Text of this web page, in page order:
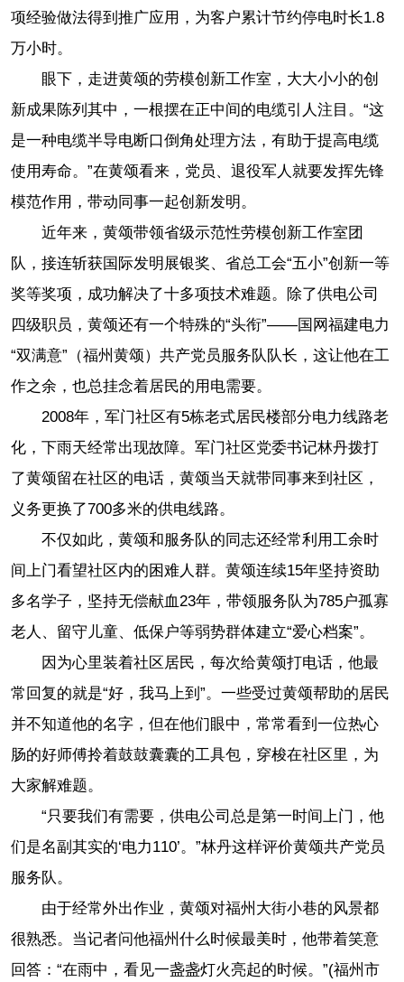
项经验做法得到推广应用，为客户累计节约停电时长1.8
万小时。
眼下，走进黄颂的劳模创新工作室，大大小小的创
新成果陈列其中，一根摆在正中间的电缆引人注目。“这
是一种电缆半导电断口倒角处理方法，有助于提高电缆
使用寿命。”在黄颂看来，党员、退役军人就要发挥先锋
模范作用，带动同事一起创新发明。
近年来，黄颂带领省级示范性劳模创新工作室团
队，接连斩获国际发明展银奖、省总工会“五小”创新一等
奖等奖项，成功解决了十多项技术难题。除了供电公司
四级职员，黄颂还有一个特殊的“头衔”——国网福建电力
“双满意”（福州黄颂）共产党员服务队队长，这让他在工
作之余，也总挂念着居民的用电需要。
2008年，军门社区有5栋老式居民楼部分电力线路老
化，下雨天经常出现故障。军门社区党委书记林丹拨打
了黄颂留在社区的电话，黄颂当天就带同事来到社区，
义务更换了700多米的供电线路。
不仅如此，黄颂和服务队的同志还经常利用工余时
间上门看望社区内的困难人群。黄颂连续15年坚持资助
多名学子，坚持无偿献血23年，带领服务队为785户孤寡
老人、留守儿童、低保户等弱势群体建立“爱心档案”。
因为心里装着社区居民，每次给黄颂打电话，他最
常回复的就是“好，我马上到”。一些受过黄颂帮助的居民
并不知道他的名字，但在他们眼中，常常看到一位热心
肠的好师傅拎着鼓鼓囊囊的工具包，穿梭在社区里，为
大家解难题。
“只要我们有需要，供电公司总是第一时间上门，他
们是名副其实的‘电力110’。”林丹这样评价黄颂共产党员
服务队。
由于经常外出作业，黄颂对福州大街小巷的风景都
很熟悉。当记者问他福州什么时候最美时，他带着笑意
回答：“在雨中，看见一盏盏灯火亮起的时候。”(福州市